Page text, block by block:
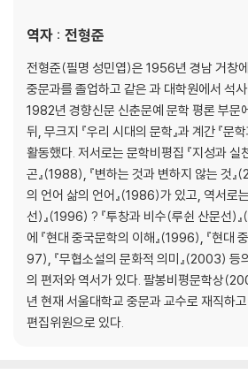
역자 : 전형준
전형준(필명 성민엽)은 1956년 경남 거창
중문과를 졸업하고 같은 과 대학원에서 석
1982년 경향신문 신춘문예 문학 평론 부문
뒤, 무크지 『우리 시대의 문학』과 계간 『문
활동했다. 저서로는 문학비평집 『지성과 실
곤』(1988), 『변하는 것과 변하지 않는 것
의 언어 삶의 언어』(1986)가 있고, 역서로
선)』(1996) ? 『투창과 비수(루쉰 산문선)
에 『현대 중국문학의 이해』(1996), 『현대
97), 『무협소설의 문화적 의미』(2003) 등
의 편저와 역서가 있다. 팔봉비평문학상
년 현재 서울대학교 중문과 교수로 재직하
편집위원으로 있다.